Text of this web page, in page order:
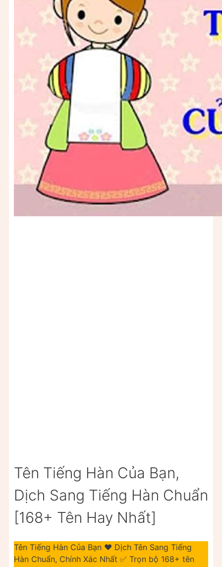
Tên Tiếng Hàn Của Bạn,
Dịch Sang Tiếng Hàn Chuẩn
[168+ Tên Hay Nhất]
Tên Tiếng Hàn Của Bạn ❤️️ Dịch Tên Sang Tiếng
Hàn Chuẩn, Chính Xác Nhất ✅ Trọn bộ 168+ tên